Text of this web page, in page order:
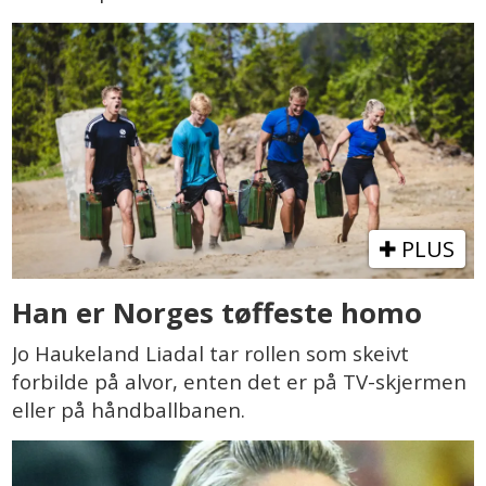
PLUS
Han er Norges tøffeste homo
Jo Haukeland Liadal tar rollen som skeivt
forbilde på alvor, enten det er på TV-skjermen
eller på håndballbanen.